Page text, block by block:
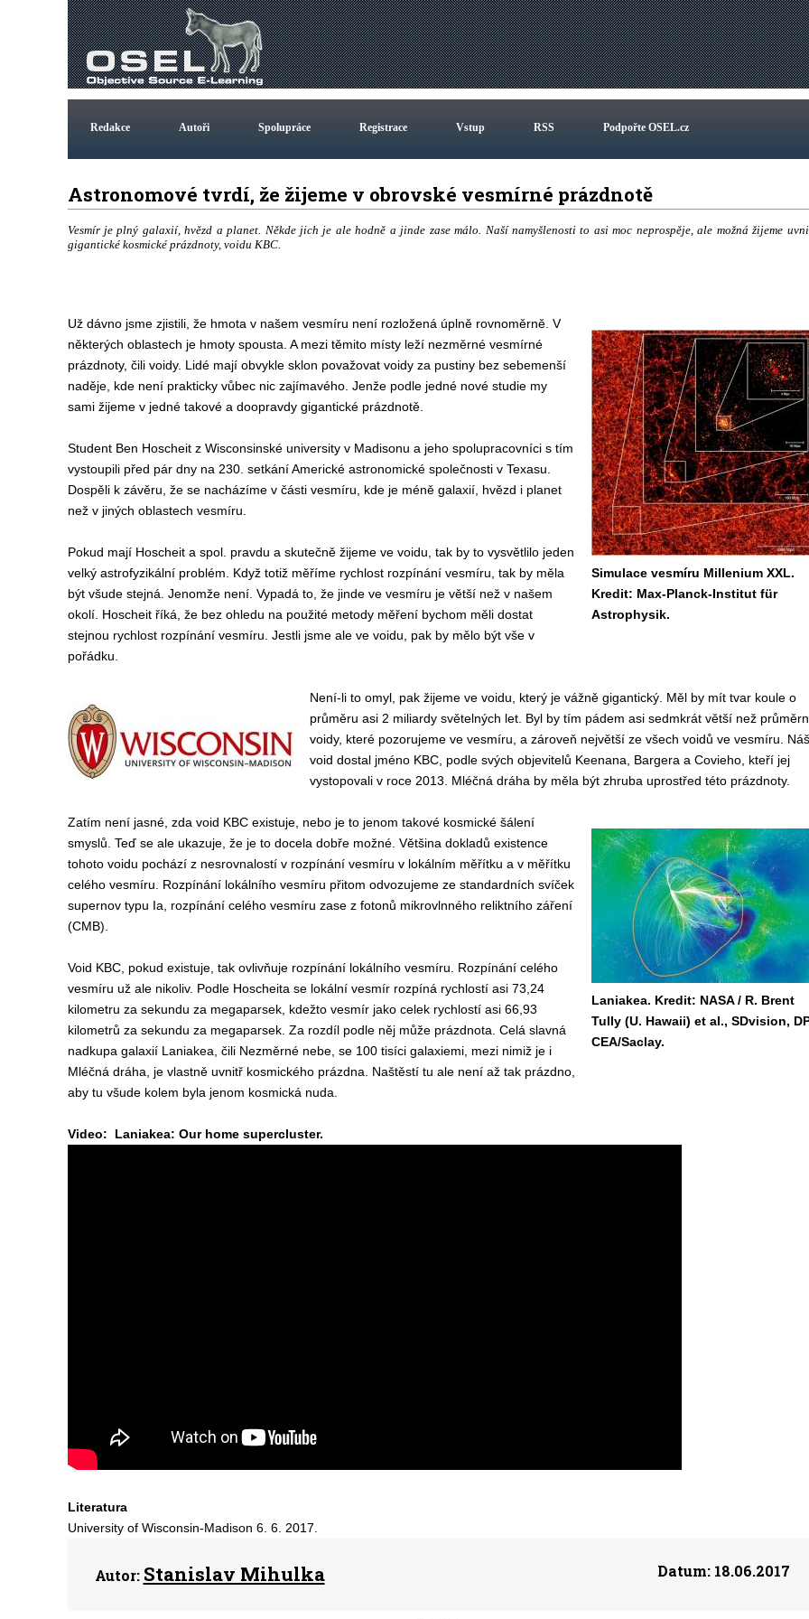
Redakce Autoři Spolupráce Registrace Vstup RSS Podpořte OSEL.cz
Astronomové tvrdí, že žijeme v obrovské vesmírné prázdnotě
Vesmír je plný galaxií, hvězd a planet. Někde jich je ale hodně a jinde zase málo. Naší namyšlenosti to asi moc neprospěje, ale možná žijeme
gigantické kosmické prázdnoty, voidu KBC.
Simulace vesmíru Millenium XXL.
Kredit: Max-Planck-Institut für
Astrophysik.
Už dávno jsme zjistili, že hmota v našem vesmíru není rozložená úplně rovnoměrně. V
některých oblastech je hmoty spousta. A mezi těmito místy leží nezměrné vesmírné
prázdnoty, čili voidy. Lidé mají obvykle sklon považovat voidy za pustiny bez sebemenší
naděje, kde není prakticky vůbec nic zajímavého. Jenže podle jedné nové studie my
sami žijeme v jedné takové a doopravdy gigantické prázdnotě.
Student Ben Hoscheit z Wisconsinské university v Madisonu a jeho spolupracovníci s tím
vystoupili před pár dny na 230. setkání Americké astronomické společnosti v Texasu.
Dospěli k závěru, že se nacházíme v části vesmíru, kde je méně galaxií, hvězd i planet
než v jiných oblastech vesmíru.
Pokud mají Hoscheit a spol. pravdu a skutečně žijeme ve voidu, tak by to vysvětlilo jeden
velký astrofyzikální problém. Když totiž měříme rychlost rozpínání vesmíru, tak by měla
být všude stejná. Jenomže není. Vypadá to, že jinde ve vesmíru je větší než v našem
okolí. Hoscheit říká, že bez ohledu na použité metody měření bychom měli dostat
stejnou rychlost rozpínání vesmíru. Jestli jsme ale ve voidu, pak by mělo být vše v
pořádku.
Není-li to omyl, pak žijeme ve voidu, který je vážně gigantický. Měl by mít tvar koule o
průměru asi 2 miliardy světelných let. Byl by tím pádem asi sedmkrát větší než
voidy, které pozorujeme ve vesmíru, a zároveň největší ze všech voidů ve vesmíru. Náš
void dostal jméno KBC, podle svých objevitelů Keenana, Bargera a Covieho, kteří jej
vystopovali v roce 2013. Mléčná dráha by měla být zhruba uprostřed této prázdnoty.
Laniakea. Kredit: NASA / R. Brent
Tully (U. Hawaii) et al., SDvision,
CEA/Saclay.
Zatím není jasné, zda void KBC existuje, nebo je to jenom takové kosmické šálení
smyslů. Teď se ale ukazuje, že je to docela dobře možné. Většina dokladů existence
tohoto voidu pochází z nesrovnalostí v rozpínání vesmíru v lokálním měřítku a v měřítku
celého vesmíru. Rozpínání lokálního vesmíru přitom odvozujeme ze standardních svíček
supernov typu Ia, rozpínání celého vesmíru zase z fotonů mikrovlnného reliktního záření
(CMB).
Void KBC, pokud existuje, tak ovlivňuje rozpínání lokálního vesmíru. Rozpínání celého
vesmíru už ale nikoliv. Podle Hoscheita se lokální vesmír rozpíná rychlostí asi 73,24
kilometru za sekundu za megaparsek, kdežto vesmír jako celek rychlostí asi 66,93
kilometrů za sekundu za megaparsek. Za rozdíl podle něj může prázdnota. Celá slavná
nadkupa galaxií Laniakea, čili Nezměrné nebe, se 100 tisíci galaxiemi, mezi nimiž je i
Mléčná dráha, je vlastně uvnitř kosmického prázdna. Naštěstí tu ale není až tak prázdno,
aby tu všude kolem byla jenom kosmická nuda.
Video: Laniakea: Our home supercluster.
Literatura
University of Wisconsin-Madison 6. 6. 2017.
Autor: Stanislav Mihulka Datum:18.06.2017